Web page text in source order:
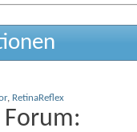
, RetinaReflex